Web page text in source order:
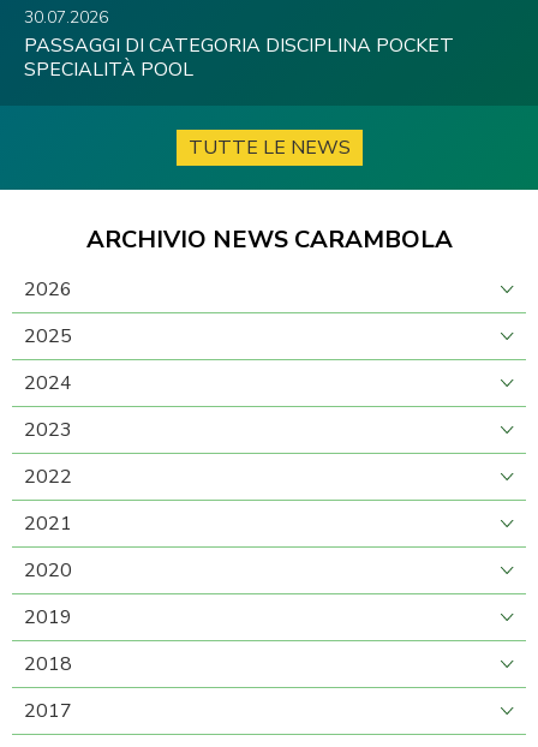
30.07.2026
PASSAGGI DI CATEGORIA DISCIPLINA POCKET
SPECIALITÀ POOL
TUTTE LE NEWS
ARCHIVIO NEWS CARAMBOLA
2026
2025
2024
2023
2022
2021
2020
2019
2018
2017